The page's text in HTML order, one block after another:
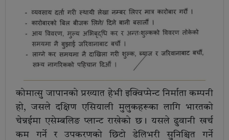
कोमात्सु जापानको प्रख्यात हेभी इक्विप्मेन्ट निर्माता कम्पनी
हो, जसले दक्षिण एसियाली मुलुकहरूका लागि भारतको
चेन्नईमा एसेम्बलिङ प्लान्ट राखेको छ। यसले ढुवानी खर्च
कम गर्ने र उपकरणको छिटो डेलिभरी सुनिश्चित गर्ने